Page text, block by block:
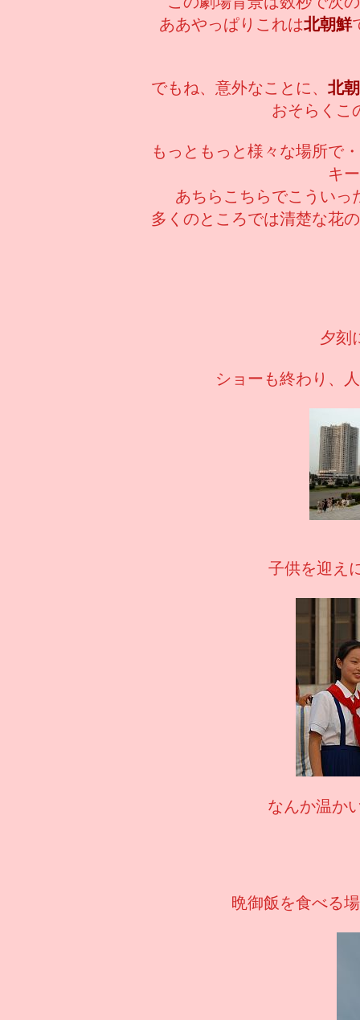
ああやっぱりこれは北朝鮮
でもね、意外なことに、 北
おそらくこ
もっともっと様々な場所で
キ
あちらこちらでこういっ
多くのところでは清楚な花
夕刻
ショーも終わり、
子供を迎え
なんか温か
晩御飯を食べる